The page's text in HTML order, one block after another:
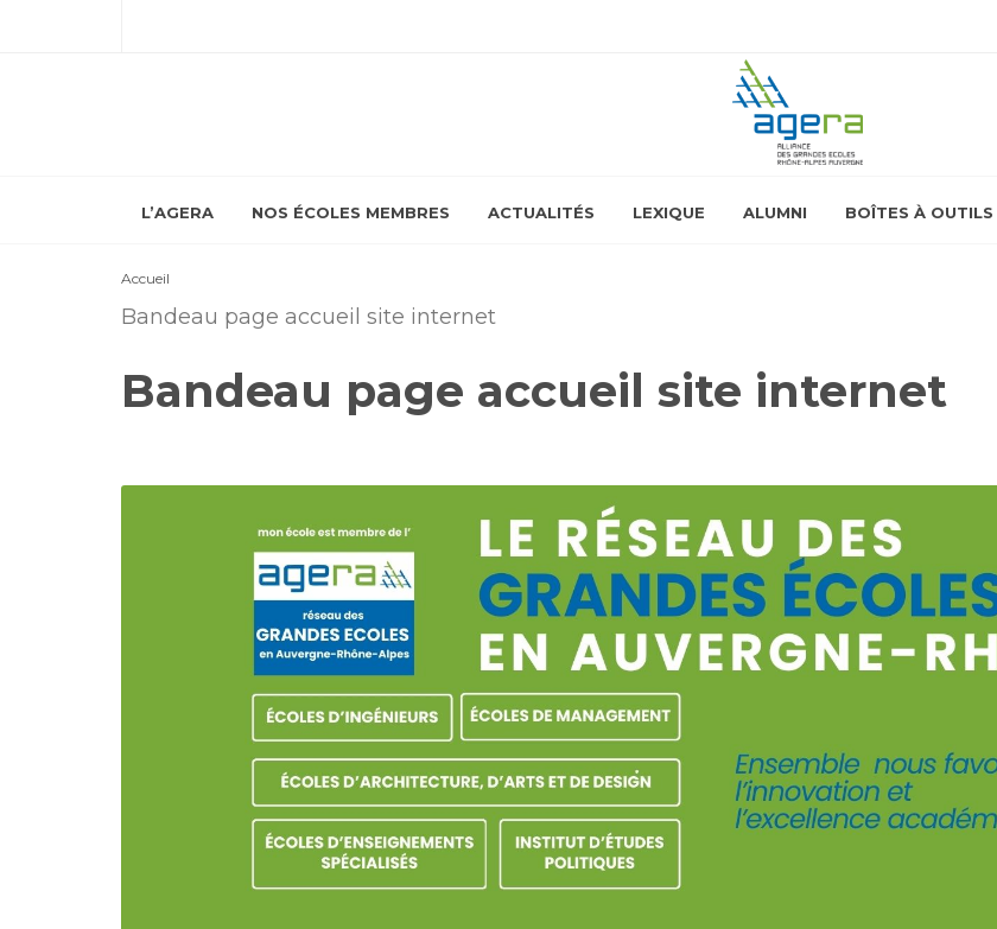
L’AGERA NOS ÉCOLES MEMBRES ACTUALITÉS LEXIQUE ALUMNI BOÎTES À OUTILS
Accueil
Bandeau page accueil site internet
Bandeau page accueil site internet